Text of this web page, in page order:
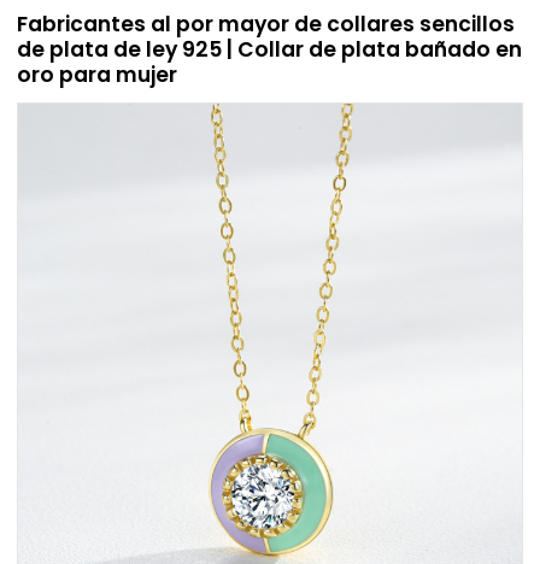
Fabricantes al por mayor de collares sencillos
de plata de ley 925 | Collar de plata bañado en
oro para mujer